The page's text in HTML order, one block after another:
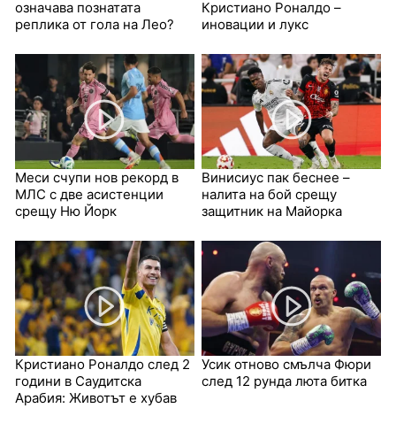
означава познатата
реплика от гола на Лео?
Кристиано Роналдо –
иновации и лукс
Меси счупи нов рекорд в
МЛС с две асистенции
срещу Ню Йорк
Винисиус пак беснее –
налита на бой срещу
защитник на Майорка
Кристиано Роналдо след 2
години в Саудитска
Арабия: Животът е хубав
Усик отново смълча Фюри
след 12 рунда люта битка